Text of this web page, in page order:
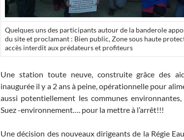
Quelques uns des participants autour de la banderole
du site et proclamant : Bien public, Zone sous haute
accès interdit aux prédateurs et profiteurs
Une station toute neuve, construite grâce des
inaugurée il y a 2 ans à peine, opérationnelle pour
aussi potentiellement les communes
Suez -environnement…. pour la mettre à l’arrêt!!!
Une décision des nouveaux dirigeants de la Régie